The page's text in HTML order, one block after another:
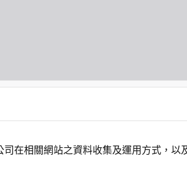
在相關網站之資料收集及運用方式，以